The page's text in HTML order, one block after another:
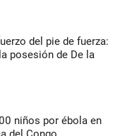
del pie de fuerza:
posesión de De la
niños por ébola en